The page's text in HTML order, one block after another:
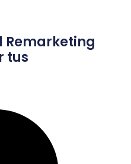
Remarketing
tus